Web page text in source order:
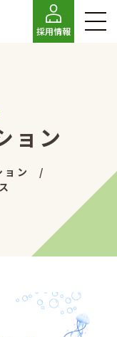
採用情報
ョン
ョン